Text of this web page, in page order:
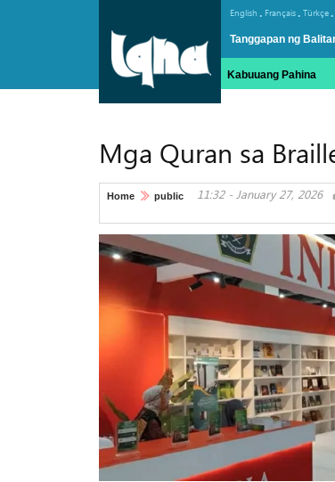
English . Français. Türkçe.
Tanggapan ng
Kabuuang Pahina
Mga Quran sa
Home public 11:32 - January 27, 2026